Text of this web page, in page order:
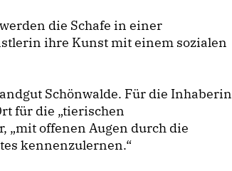
die Schafe in einer
ihre Kunst mit einem sozialen
Schönwalde. Für die Inhaberin
für die „tierischen
„mit offenen Augen durch die
kennenzulernen.“